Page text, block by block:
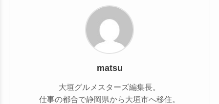
matsu
大垣グルメスターズ編集長。
仕事の都合で静岡県から大垣市へ移住。